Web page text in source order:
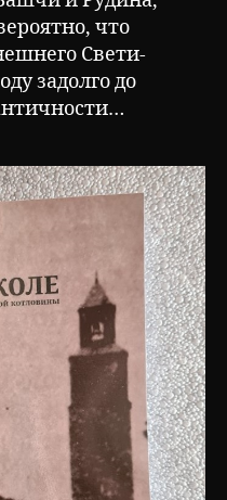
что
Свети-
задолго до